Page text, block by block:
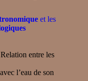
et les
entre les
l’eau de son